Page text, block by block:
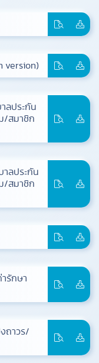
version)
ลประกัน
/สมาชิก
าลประกัน
/สมาชิก
รักษา
ถาวร/